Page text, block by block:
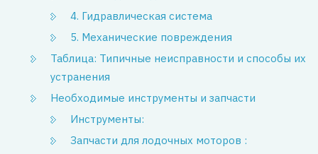
4. Гидравлическая система
5. Механические повреждения
Таблица: Типичные неисправности и способы их
устранения
Необходимые инструменты и запчасти
Инструменты:
Запчасти для лодочных моторов :